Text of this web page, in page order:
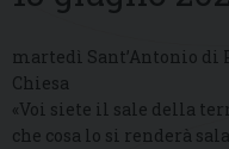
martedì Sant’Antonio di
Chiesa
«Voi siete il sale della
che cosa lo si renderà